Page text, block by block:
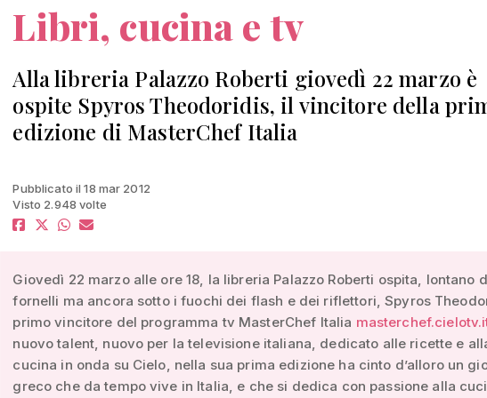
Libri, cucina e tv
Alla libreria Palazzo Roberti giovedì 22 marzo è
ospite Spyros Theodoridis, il vincitore della
edizione di MasterChef Italia
Pubblicato il 18 mar 2012
Visto 2.948 volte
Giovedì 22 marzo alle ore 18, la libreria Palazzo Roberti ospita, lontano
fornelli ma ancora sotto i fuochi dei flash e dei riflettori, Spyros
primo vincitore del programma tv MasterChef Italia
nuovo talent, nuovo per la televisione italiana, dedicato alle ricette e
cucina in onda su Cielo, nella sua prima edizione ha cinto d’alloro un
greco che da tempo vive in Italia, e che si dedica con passione alla